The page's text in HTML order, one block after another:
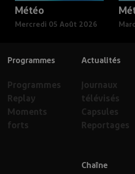
Météo
Mercredi 05 Août 2026
Actualités
Journaux
télévisés
Capsules
Reportages
Programmes
Programmes
Replay
Moments
forts
Chaîne